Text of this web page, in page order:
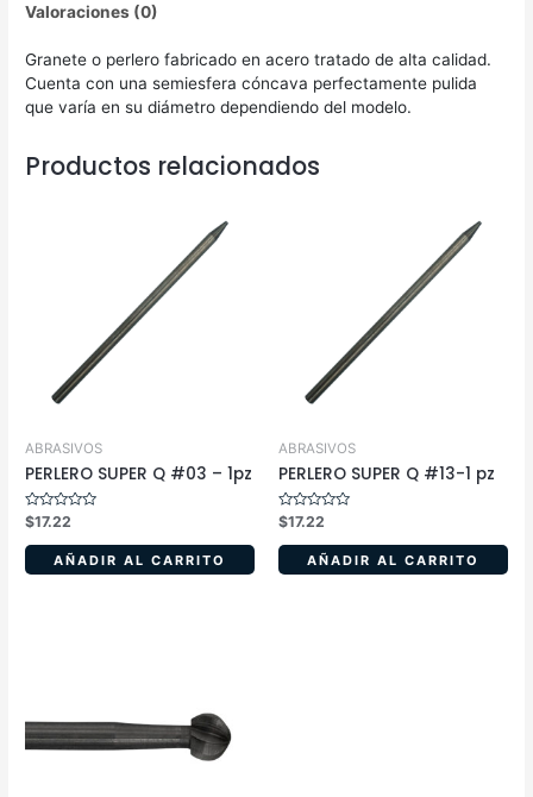
Valoraciones (0)
Granete o perlero fabricado en acero tratado de alta calidad.
Cuenta con una semiesfera cóncava perfectamente pulida
que varía en su diámetro dependiendo del modelo.
Productos relacionados
ABRASIVOS
PERLERO SUPER Q #03 – 1pz
Valorado
en
0
5
$17.22
AÑADIR AL CARRITO
ABRASIVOS
PERLERO SUPER Q #13-1 pz
Valorado
en
0
5
$17.22
AÑADIR AL CARRITO